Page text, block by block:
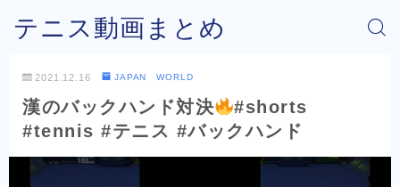
テニス動画まとめ
2021.12.16 JAPAN WORLD
漢のバックハンド対決
#shorts
#tennis #テニス #バックハンド